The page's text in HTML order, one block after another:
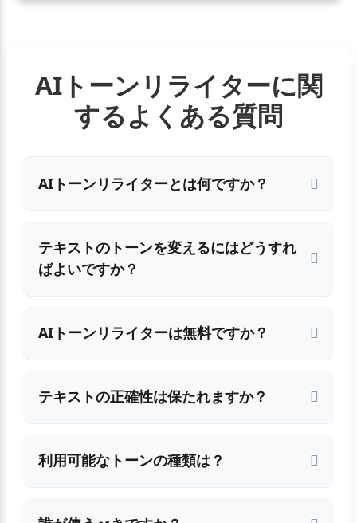
AIトーンリライターに関
するよくある質問
AIトーンリライターとは何ですか？
テキストのトーンを変えるにはどうすれ
ばよいですか？
AIトーンリライターは無料ですか？
テキストの正確性は保たれますか？
利用可能なトーンの種類は？